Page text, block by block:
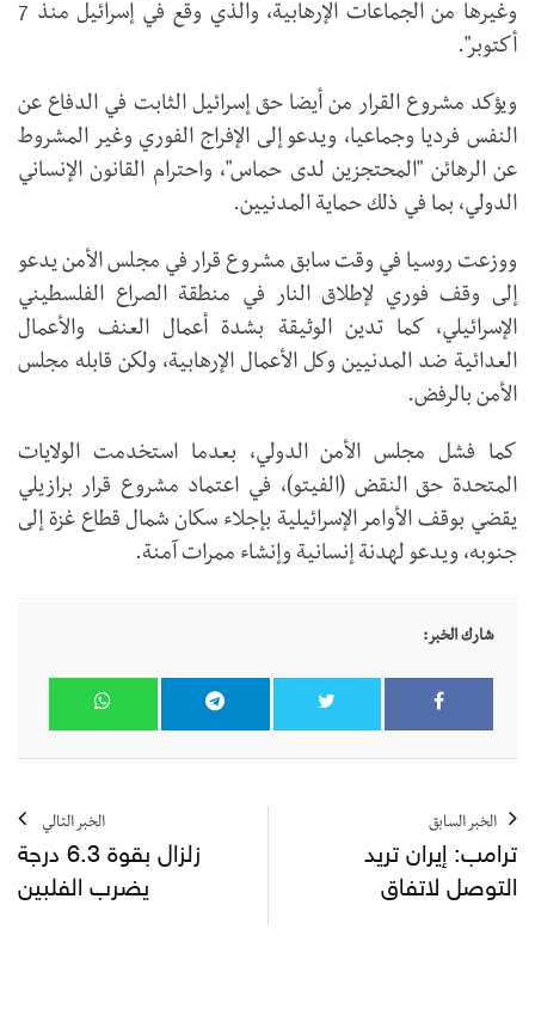
وغيرها من الجماعات الإرهابية، والذي وقع في إسرائيل منذ 7
أكتوبر".
ويؤكد مشروع القرار من أيضا حق إسرائيل الثابت في الدفاع عن
النفس فرديا وجماعيا، ويدعو إلى الإفراج الفوري وغير المشروط
عن الرهائن "المحتجزين لدى حماس"، واحترام القانون الإنساني
الدولي، بما في ذلك حماية المدنيين.
ووزعت روسيا في وقت سابق مشروع قرار في مجلس الأمن يدعو
إلى وقف فوري لإطلاق النار في منطقة الصراع الفلسطيني
الإسرائيلي، كما تدين الوثيقة بشدة أعمال العنف والأعمال
العدائية ضد المدنيين وكل الأعمال الإرهابية، ولكن قابله مجلس
الأمن بالرفض.
كما فشل مجلس الأمن الدولي، بعدما استخدمت الولايات
المتحدة حق النقض (الفيتو)، في اعتماد مشروع قرار برازيلي
يقضي بوقف الأوامر الإسرائيلية بإجلاء سكان شمال قطاع غزة إلى
جنوبه، ويدعو لهدنة إنسانية وإنشاء ممرات آمنة.
شارك الخبر:
الخبر السابق
ترامب: إيران تريد
التوصل لاتفاق
الخبر التالي
زلزال بقوة 6.3 درجة
يضرب الفلبين